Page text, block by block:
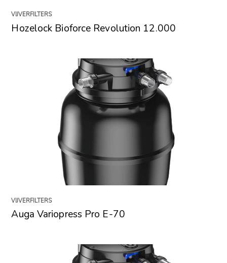
VIJVERFILTERS
Hozelock Bioforce Revolution 12.000
VIJVERFILTERS
Auga Variopress Pro E-70